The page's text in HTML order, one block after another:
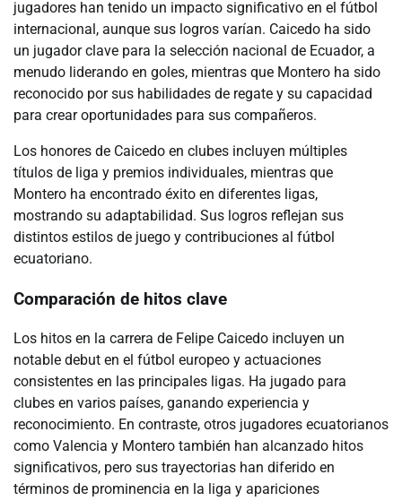
jugadores han tenido un impacto significativo en el fútbol
internacional, aunque sus logros varían. Caicedo ha sido
un jugador clave para la selección nacional de Ecuador, a
menudo liderando en goles, mientras que Montero ha sido
reconocido por sus habilidades de regate y su capacidad
para crear oportunidades para sus compañeros.
Los honores de Caicedo en clubes incluyen múltiples
títulos de liga y premios individuales, mientras que
Montero ha encontrado éxito en diferentes ligas,
mostrando su adaptabilidad. Sus logros reflejan sus
distintos estilos de juego y contribuciones al fútbol
ecuatoriano.
Comparación de hitos clave
Los hitos en la carrera de Felipe Caicedo incluyen un
notable debut en el fútbol europeo y actuaciones
consistentes en las principales ligas. Ha jugado para
clubes en varios países, ganando experiencia y
reconocimiento. En contraste, otros jugadores ecuatorianos
como Valencia y Montero también han alcanzado hitos
significativos, pero sus trayectorias han diferido en
términos de prominencia en la liga y apariciones